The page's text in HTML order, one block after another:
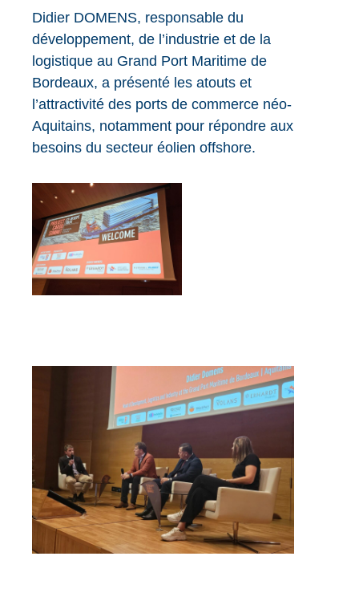
Didier DOMENS, responsable du
développement, de l’industrie et de la
logistique au Grand Port Maritime de
Bordeaux, a présenté les atouts et
l’attractivité des ports de commerce néo-
Aquitains, notamment pour répondre aux
besoins du secteur éolien offshore.